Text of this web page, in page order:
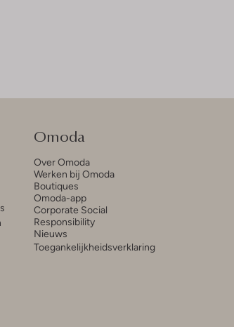
Omoda
Over Omoda
Werken bij Omoda
Boutiques
Omoda-app
Corporate Social
Responsibility
Nieuws
Toegankelijkheidsverklaring